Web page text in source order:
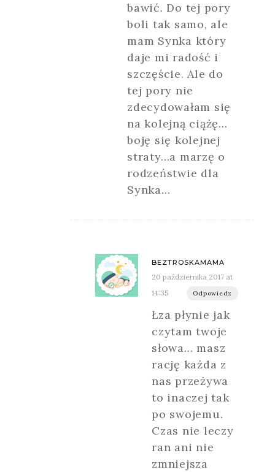
bawić. Do tej pory
boli tak samo, ale
mam Synka który
daje mi radość i
szczęście. Ale do
tej pory nie
zdecydowałam się
na kolejną ciążę…
boję się kolejnej
straty…a marzę o
rodzeństwie dla
Synka…
BEZTROSKAMAMA
20 października 2017 at
14:35
Odpowiedz
Łza płynie jak
czytam twoje
słowa… masz
rację każda z
nas przeżywa
to inaczej tak
po swojemu.
Czas nie leczy
ran ani nie
zmniejsza